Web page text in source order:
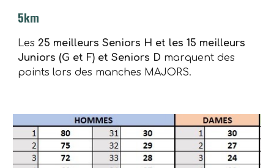
5km
Les 25 meilleurs Seniors H et les 15 meilleurs
Juniors (G et F) et Seniors D marquent des
points lors des manches MAJORS.